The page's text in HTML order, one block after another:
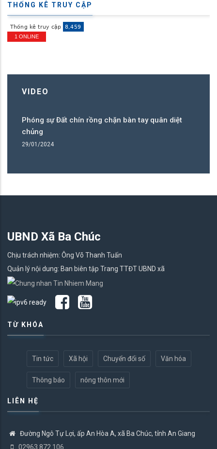
THỐNG KÊ TRUY CẬP
1 ONLINE
VIDEO
sự Đất chín rồng chặn bàn tay quân diệt
Phóng sự
UBND Xã Ba Chúc
Chịu trách nhiệm: Ông Võ Thanh Tuấn
Quản lý nội dung: Ban biên tập Trang TTĐT UBND xã
TỪ KHÓA
Tin tức Xã hội Chuyển đổi số Văn hóa
Thông báo nông thôn mới
LIÊN HỆ
Đường Ngô Tự Lợi, ấp An Hòa A, xã Ba Chúc, tỉnh An Giang
02963.872.106